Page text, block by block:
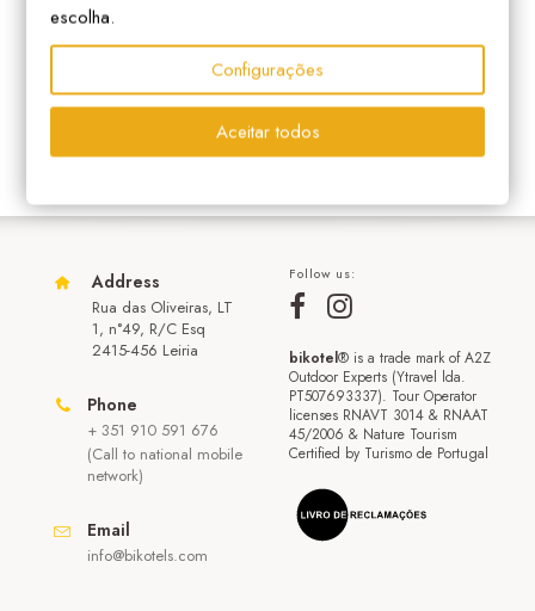
Address
Rua das Oliveiras, LT
1, n°49, R/C Esq
2415-456 Leiria
Phone
+ 351 910 591 676
(Call to national mobile
network)
Email
info@bikotels.com
Follow us:
bikotel® is a trade mark of A2Z
Outdoor Experts (Ytravel lda.
PT507693337). Tour Operator
licenses RNAVT 3014 & RNAAT
45/2006 & Nature Tourism
Certified by Turismo de Portugal
escolha.
Configurações
Aceitar todos